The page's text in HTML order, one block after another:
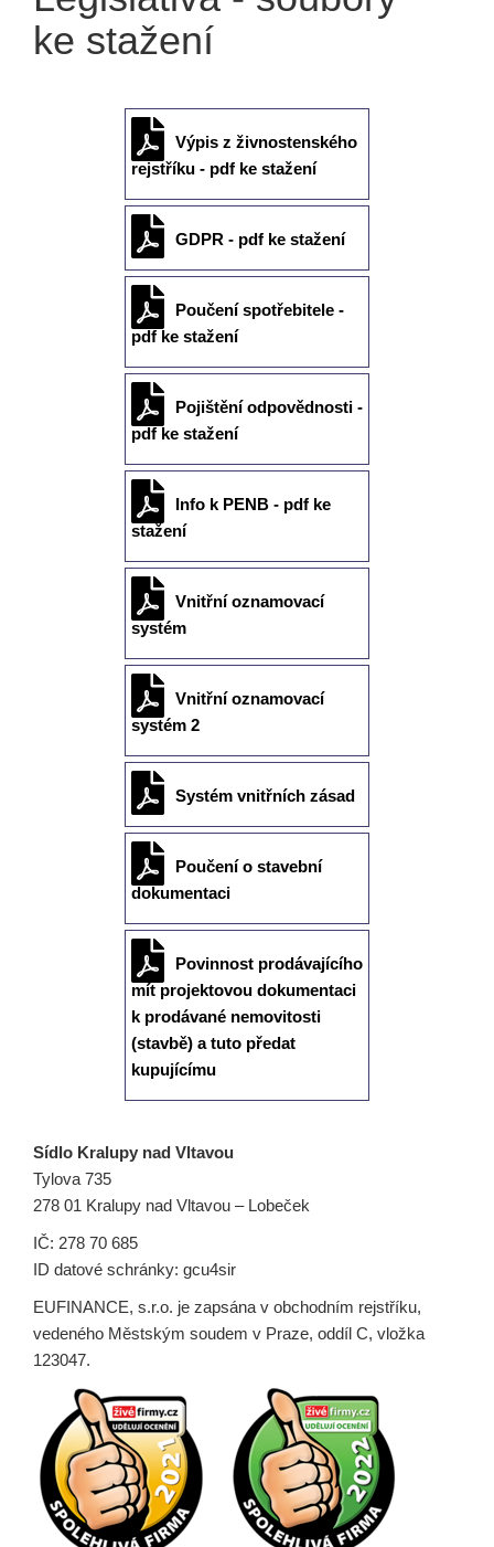
ke stažení
Výpis z živnostenského
rejstříku - pdf ke stažení
GDPR - pdf ke stažení
Poučení spotřebitele -
pdf ke stažení
Pojištění odpovědnosti -
pdf ke stažení
Info k PENB - pdf ke
stažení
Vnitřní oznamovací
systém
Vnitřní oznamovací
systém 2
Systém vnitřních zásad
Poučení o stavební
dokumentaci
Povinnost prodávajícího
mít projektovou dokumentaci
k prodávané nemovitosti
(stavbě) a tuto předat
kupujícímu
Sídlo Kralupy nad Vltavou
Tylova 735
278 01 Kralupy nad Vltavou – Lobeček
IČ: 278 70 685
ID datové schránky: gcu4sir
EUFINANCE, s.r.o. je zapsána v obchodním rejstříku,
vedeného Městským soudem v Praze, oddíl C, vložka
123047.